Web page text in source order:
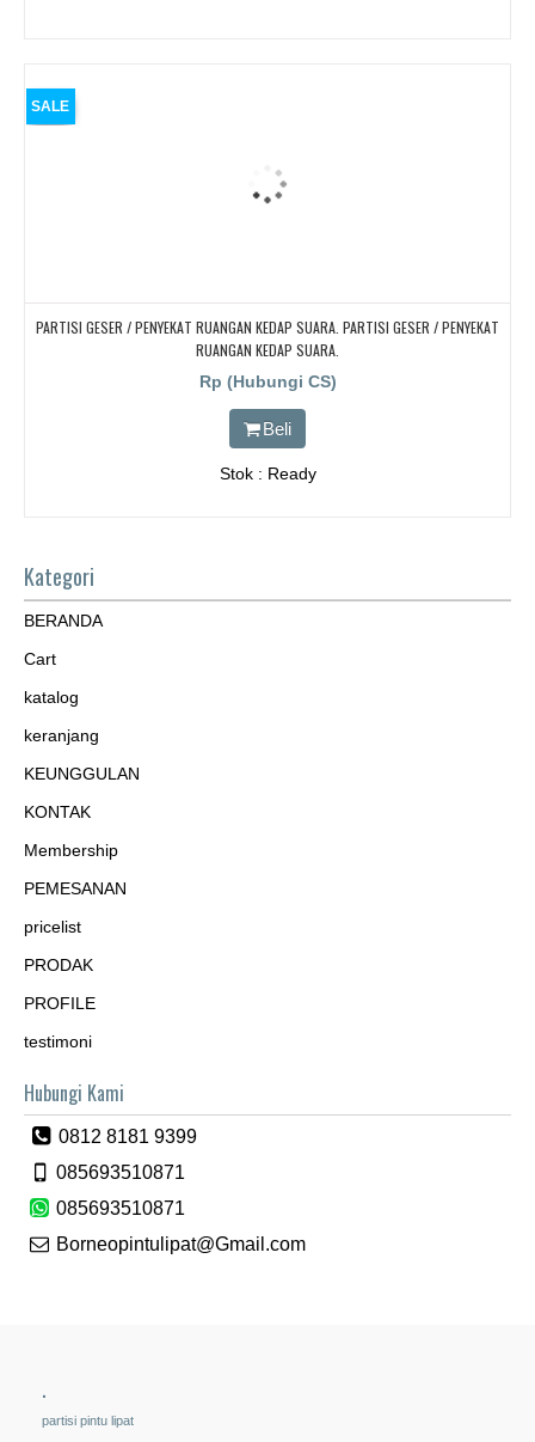
SALE
PARTISI GESER / PENYEKAT RUANGAN KEDAP SUARA. PARTISI GESER / PENYEKAT
RUANGAN KEDAP SUARA.
Rp (Hubungi CS)
Beli
Stok : Ready
Kategori
BERANDA
Cart
katalog
keranjang
KEUNGGULAN
KONTAK
Membership
PEMESANAN
pricelist
PRODAK
PROFILE
testimoni
Hubungi Kami
0812 8181 9399
085693510871
085693510871
Borneopintulipat@Gmail.com
.
partisi pintu lipat